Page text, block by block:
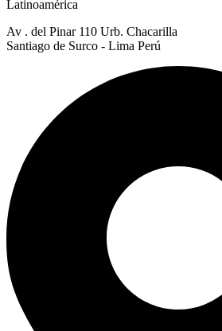
Latinoamérica
Av . del Pinar 110 Urb. Chacarilla
Santiago de Surco - Lima Perú